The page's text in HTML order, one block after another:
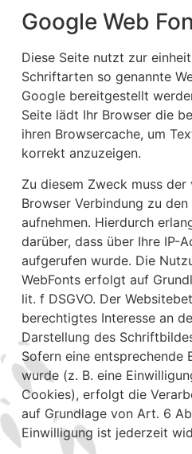
Google Web
Diese Seite nutzt zur
Schriftarten so genannte
Google bereitgestellt
Seite lädt Ihr Browser die
ihren Browsercache, um
korrekt anzuzeigen.
Zu diesem Zweck muss
Browser Verbindung zu
aufnehmen. Hierdurch
darüber, dass über Ihre IP-
aufgerufen wurde. Die
WebFonts erfolgt auf
lit. f DSGVO. Der
berechtigtes Interesse an
Darstellung des
Sofern eine entsprechende
wurde (z. B. eine
Cookies), erfolgt die
auf Grundlage von Art. 6
Einwilligung ist jederzeit